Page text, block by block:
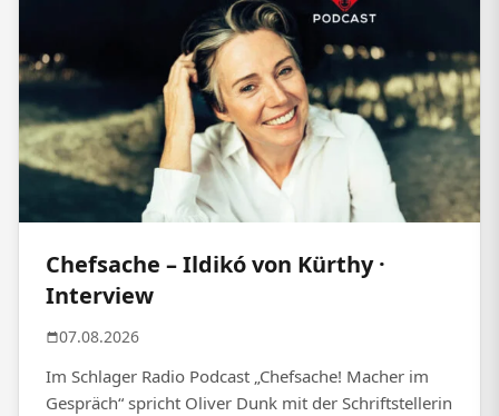
Chefsache – Ildikó von Kürthy ·
Interview
07.08.2026
Im Schlager Radio Podcast „Chefsache! Macher im
Gespräch“ spricht Oliver Dunk mit der Schriftstellerin